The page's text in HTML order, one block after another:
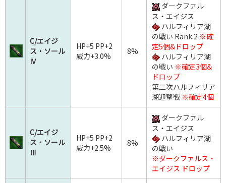
C/エイジ
ス・ソール
Ⅳ
HP+5 PP+2
威力+3.0%
8%
ダークファル
ス・エイジス
ハルフィリア湖
の戦い Rank.2 ※確
定5個&ドロップ
ハルフィリア湖
の戦い ※確定3個&
ドロップ
第二次ハルフィリア
湖迎撃戦 ※確定4個
C/エイジ
ス・ソール
Ⅲ
HP+5 PP+2
威力+2.5%
8%
ダークファル
ス・エイジス
ハルフィリア湖
の戦い
※ダークファルス・
エイジス ドロップ